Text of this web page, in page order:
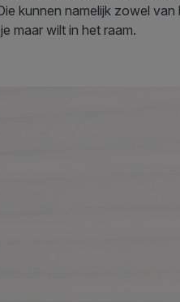
kunnen namelijk zowel
maar wilt in het raam.